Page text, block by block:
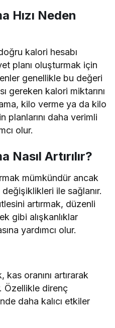
Hızı Neden
kalori hesabı
planı oluşturmak için
genellikle bu değeri
gereken kalori miktarını
kilo verme ya da kilo
planlarını daha verimli
olur.
Artırılır?
mümkündür ancak
ile sağlanır.
artırmak, düzenli
gibi alışkanlıklar
yardımcı olur.
oranını artırarak
Özellikle direnç
daha kalıcı etkiler